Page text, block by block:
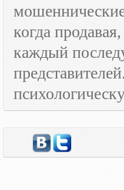
когда
каждый